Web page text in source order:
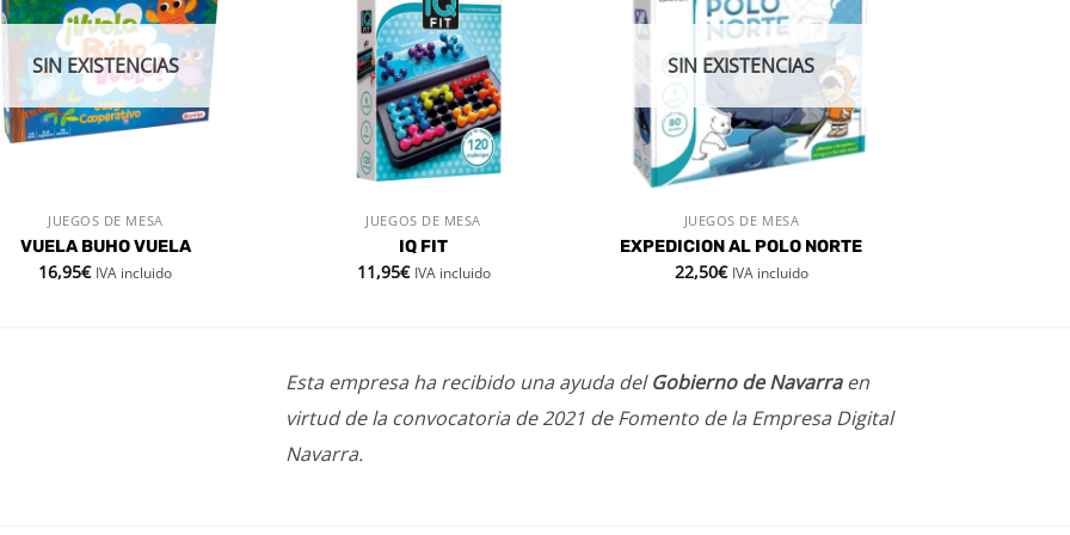
lista de
deseos
VISTA RÁPIDA
SIN EXISTENCIAS
JUEGOS DE MESA
VUELA BUHO VUELA
16,95€ IVA incluido
VISTA RÁPIDA
JUEGOS DE MESA
IQ FIT
11,95€ IVA incluido
lista de
deseos
VISTA RÁPIDA
SIN EXISTENCIAS
JUEGOS DE MESA
EXPEDICION AL POLO NORTE
22,50€ IVA incluido
Esta empresa ha recibido una ayuda delGobierno de Navarraen
virtud de la convocatoria de 2021 de Fomento de la Empresa Digital
Navarra.